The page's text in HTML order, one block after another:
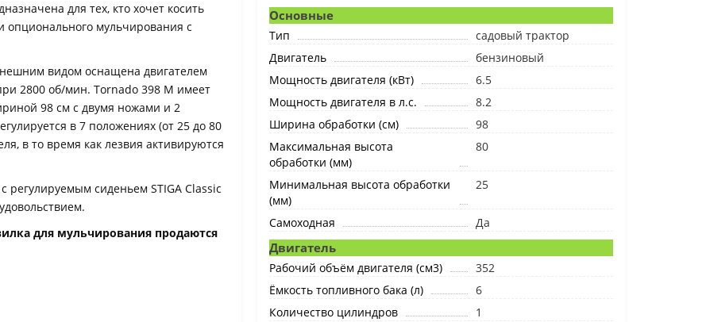
для тех, кто хочет косить
мульчирования с
видом оснащена двигателем
2800 об/мин. Tornado 398 M имеет
98 см с двумя ножами и 2
в 7 положениях (от 25 до 80
в то время как лезвия активируются
регулируемым сиденьем STIGA Classic
для мульчирования продаются
Основные
Тип
садовый трактор
Двигатель
бензиновый
Мощность двигателя (кВт)
6.5
Мощность двигателя в л.с.
8.2
Ширина обработки (см)
98
Максимальная высота
обработки (мм)
80
Минимальная высота обработки
(мм)
25
Самоходная Да
Двигатель
Рабочий объём двигателя (см3)
352
Ёмкость топливного бака (л)
6
Количество цилиндров
1